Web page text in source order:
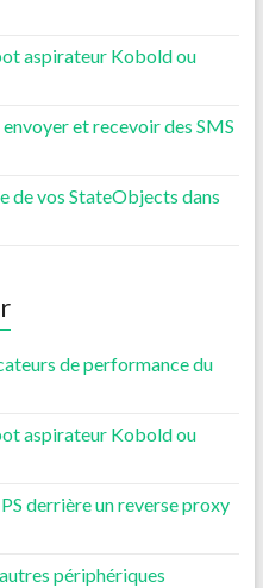
aspirateur Kobold ou
et recevoir des SMS
de vos StateObjects dans
de performance du
aspirateur Kobold ou
derrière un reverse proxy
périphériques